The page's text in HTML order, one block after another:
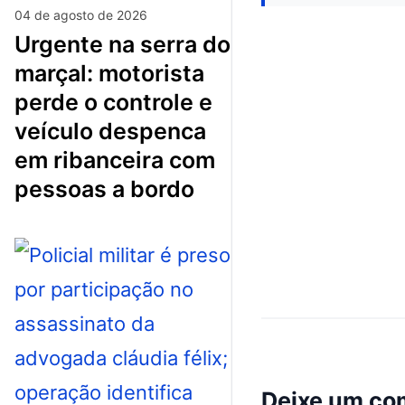
04 de agosto de 2026
urgente na serra do
marçal: motorista
perde o controle e
veículo despenca
em ribanceira com
pessoas a bordo